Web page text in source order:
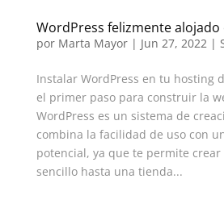
WordPress felizmente alojado
por Marta Mayor| Jun 27, 2022|
Instalar WordPress en tu hosting
el primer paso para construir la
WordPress es un sistema de
combina la facilidad de uso con
potencial, ya que te permite
sencillo hasta una tienda...